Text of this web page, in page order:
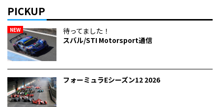
PICKUP
NEW
待ってました！
スバル/STI Motorsport通信
フォーミュラEシーズン12 2026